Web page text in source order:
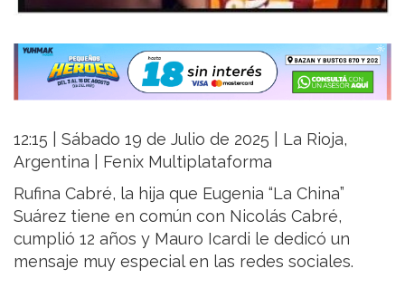
12:15 | Sábado 19 de Julio de 2025 | La Rioja,
Argentina | Fenix Multiplataforma
Rufina Cabré, la hija que Eugenia “La China”
Suárez tiene en común con Nicolás Cabré,
cumplió 12 años y Mauro Icardi le dedicó un
mensaje muy especial en las redes sociales.